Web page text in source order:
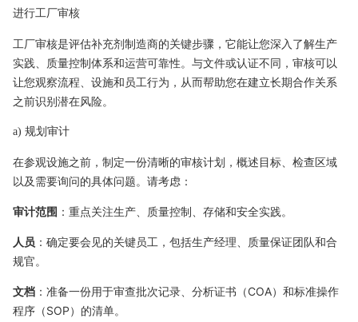
进行工厂审核
工厂审核是评估补充剂制造商的关键步骤，它能让您深入了解生产
实践、质量控制体系和运营可靠性。与文件或认证不同，审核可以
让您观察流程、设施和员工行为，从而帮助您在建立长期合作关系
之前识别潜在风险。
a) 规划审计
在参观设施之前，制定一份清晰的审核计划，概述目标、检查区域
以及需要询问的具体问题。请考虑：
审计范围 ：重点关注生产、质量控制、存储和安全实践。
人员 ：确定要会见的关键员工，包括生产经理、质量保证团队和合
规官。
文档 ：准备一份用于审查批次记录、分析证书（COA）和标准操作
程序（SOP）的清单。